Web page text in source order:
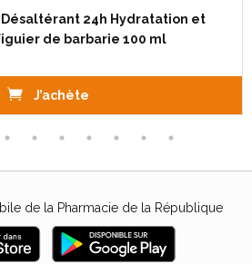
Désaltérant 24h Hydratation et
de barbarie 100 ml
J’achète
de la Pharmacie de la République